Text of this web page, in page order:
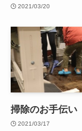
2021/03/20
掃除のお手伝い
2021/03/17